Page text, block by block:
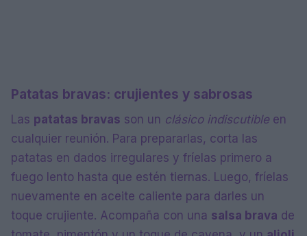
Patatas bravas: crujientes y sabrosas
Las patatas bravas son un clásico indiscutible en
cualquier reunión. Para prepararlas, corta las
patatas en dados irregulares y fríelas primero a
fuego lento hasta que estén tiernas. Luego, fríelas
nuevamente en aceite caliente para darles un
toque crujiente. Acompaña con una salsa brava de